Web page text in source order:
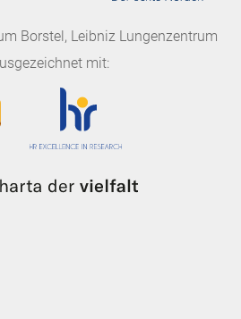
Borstel, Leibniz Lungenzentrum
mit: